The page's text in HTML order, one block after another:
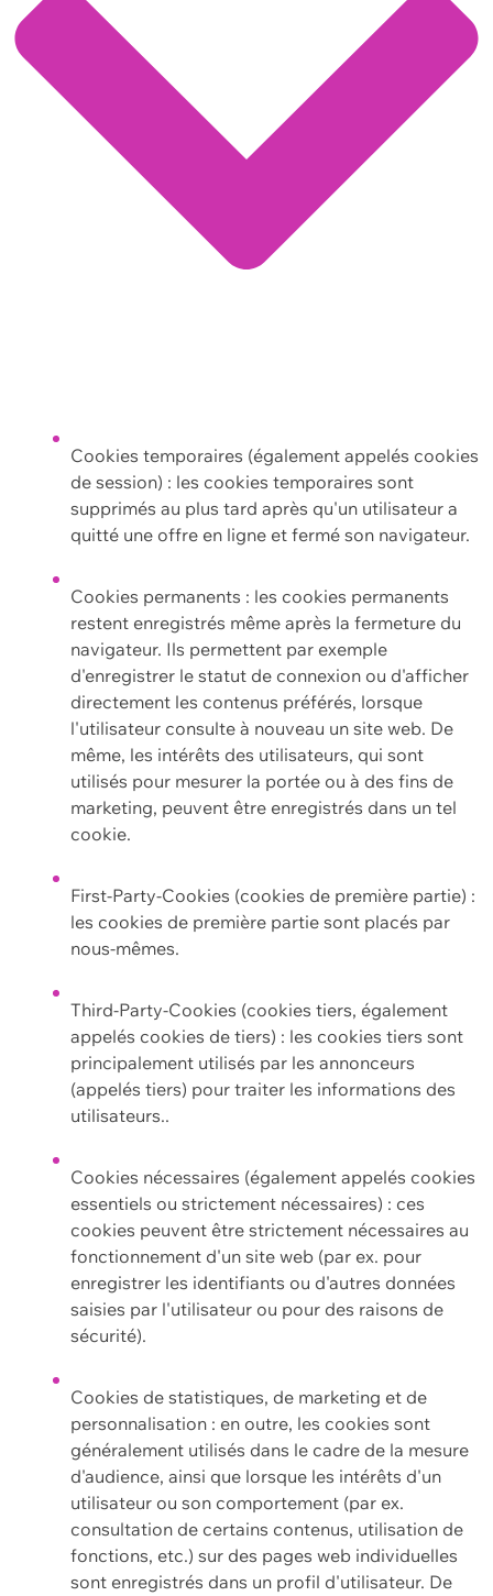
Cookies temporaires (également appelés cookies
de session) : les cookies temporaires sont
supprimés au plus tard après qu'un utilisateur a
quitté une offre en ligne et fermé son navigateur.
Cookies permanents : les cookies permanents
restent enregistrés même après la fermeture du
navigateur. Ils permettent par exemple
d'enregistrer le statut de connexion ou d'afficher
directement les contenus préférés, lorsque
l'utilisateur consulte à nouveau un site web. De
même, les intérêts des utilisateurs, qui sont
utilisés pour mesurer la portée ou à des fins de
marketing, peuvent être enregistrés dans un tel
cookie.
First-Party-Cookies (cookies de première partie) :
les cookies de première partie sont placés par
nous-mêmes.
Third-Party-Cookies (cookies tiers, également
appelés cookies de tiers) : les cookies tiers sont
principalement utilisés par les annonceurs
(appelés tiers) pour traiter les informations des
utilisateurs..
Cookies nécessaires (également appelés cookies
essentiels ou strictement nécessaires) : ces
cookies peuvent être strictement nécessaires au
fonctionnement d'un site web (par ex. pour
enregistrer les identifiants ou d'autres données
saisies par l'utilisateur ou pour des raisons de
sécurité).
Cookies de statistiques, de marketing et de
personnalisation : en outre, les cookies sont
généralement utilisés dans le cadre de la mesure
d'audience, ainsi que lorsque les intérêts d'un
utilisateur ou son comportement (par ex.
consultation de certains contenus, utilisation de
fonctions, etc.) sur des pages web individuelles
sont enregistrés dans un profil d'utilisateur. De